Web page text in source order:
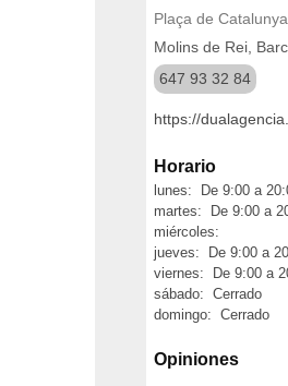
Plaça de
Molins de Rei,
647 93 32 84
https://
Horario
lunes: De 9:00 a
martes: De 9:00 a
miércoles:
jueves: De 9:00 a
viernes: De 9:00 a
sábado: Cerrado
domingo: Cerrado
Opiniones